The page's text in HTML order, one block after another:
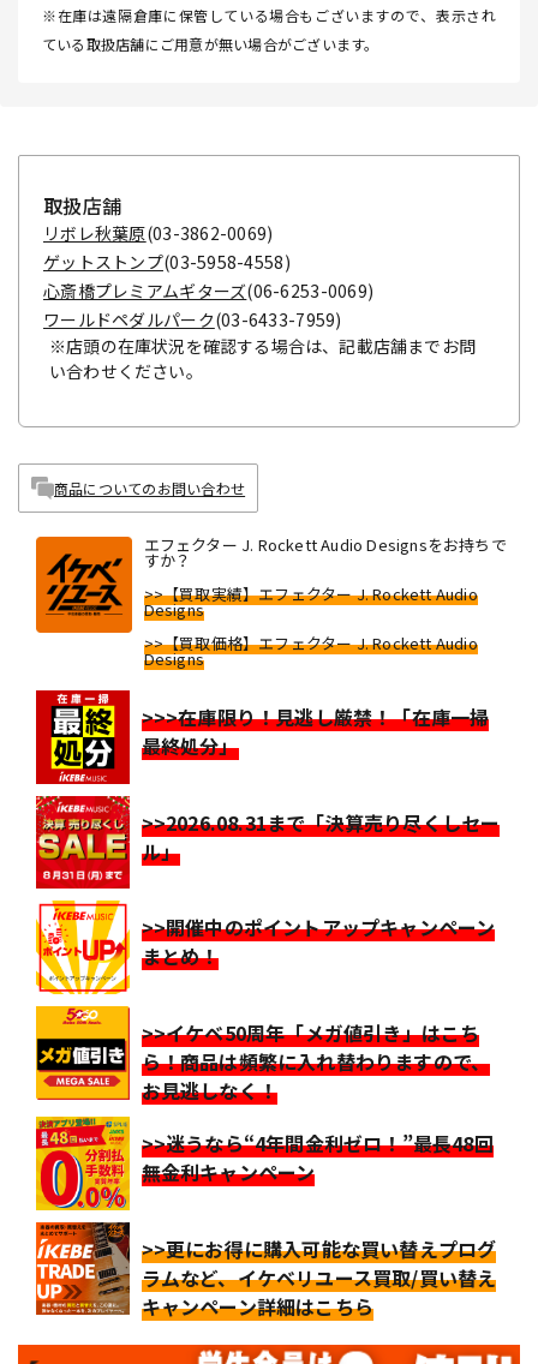
※在庫は遠隔倉庫に保管している場合もございますので、表示され
ている取扱店舗にご用意が無い場合がございます。
取扱店舗
リボレ秋葉原(03-3862-0069)
ゲットストンプ(03-5958-4558)
心斎橋プレミアムギターズ(06-6253-0069)
ワールドペダルパーク(03-6433-7959)
※店頭の在庫状況を確認する場合は、記載店舗までお問
い合わせください。
商品についてのお問い合わせ
エフェクター J. Rockett Audio Designsをお持ちで
すか？
>>【買取実績】エフェクター J. Rockett Audio
Designs
>>【買取価格】エフェクター J. Rockett Audio
Designs
>>>在庫限り！見逃し厳禁！「在庫一掃
最終処分」
>>2026.08.31まで「決算売り尽くしセー
ル」
>>開催中のポイントアップキャンペーン
まとめ！
>>イケベ50周年「メガ値引き」はこち
ら！商品は頻繁に入れ替わりますので、
お見逃しなく！
>>迷うなら“4年間金利ゼロ！”最長48回
無金利キャンペーン
>>更にお得に購入可能な買い替えプログ
ラムなど、イケベリユース買取/買い替え
キャンペーン詳細はこちら